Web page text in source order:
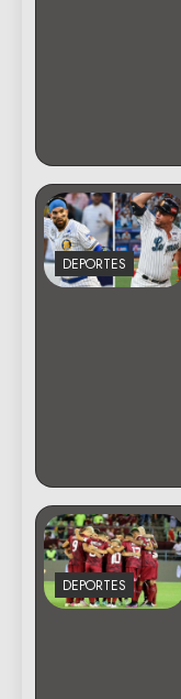
DEPORTES
DEPORTES